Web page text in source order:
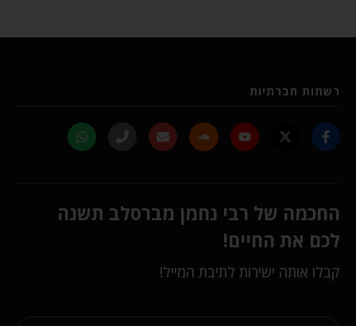
רשתות חברתיות
החכמה של רבי נחמן מברסלב תשנה
לכם את החיים!
קבלו אותה ישירות לתיבת המייל!